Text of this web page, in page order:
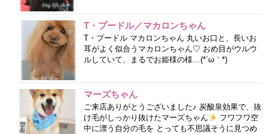
T・プードル／マカロンちゃん
T・プードル マカロンちゃん 丸いお口と、長いお
耳がよく似合うマカロンちゃん♡ おめ目がウルウ
ルしていて、まるでお姫様の様…(*´ω｀*)
マーズちゃん
ご来店ありがとうございました♪ 炭酸泉効果で、抜
け毛がしっかり抜けたマーズちゃん
フワフワ空
中に漂う自分の毛を とっても不思議そうに見つめ